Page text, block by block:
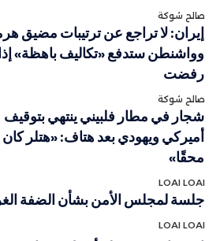
صالح شوكة
إيران: لا تراجع عن ترتيبات مضيق
وواشنطن ستدفع «تكاليف باهظة»
رفضت
صالح شوكة
شجار في مطار فلبيني ينتهي بتوقيف
أميركي ويهودي بعد هتاف: «هتلر كان
محقًا»
LOAI LOAI
جلسة لمجلس الأمن بشأن الضفة
LOAI LOAI